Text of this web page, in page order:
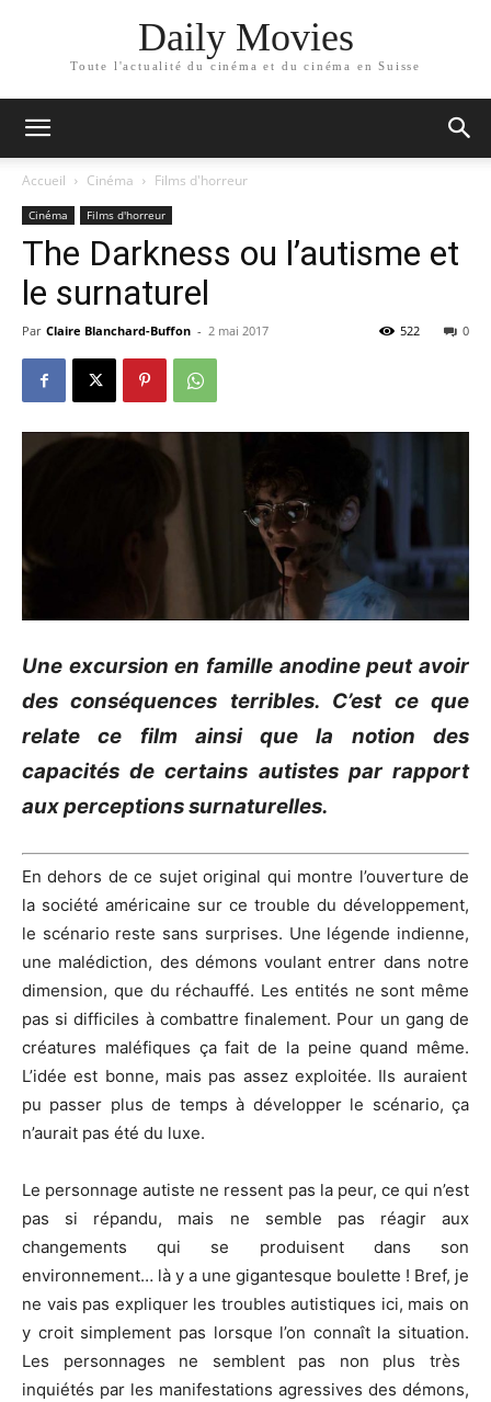
Daily Movies
Toute l'actualité du cinéma et du cinéma en Suisse
Accueil Cinéma Films d'horreur
Cinéma Films d'horreur
The Darkness ou l’autisme et
le surnaturel
Par Claire Blanchard-Buffon - 2 mai 2017 0
522
Une excursion en famille anodine peut avoir
des conséquences terribles. C’est ce que
relate ce film ainsi que la notion des
capacités de certains autistes par rapport
aux perceptions surnaturelles.
En dehors de ce sujet original qui montre l’ouverture de
la société américaine sur ce trouble du développement,
le scénario reste sans surprises. Une légende indienne,
une malédiction, des démons voulant entrer dans notre
dimension, que du réchauffé. Les entités ne sont même
pas si difficiles à combattre finalement. Pour un gang de
créatures maléfiques ça fait de la peine quand même.
L’idée est bonne, mais pas assez exploitée. Ils auraient
pu passer plus de temps à développer le scénario, ça
n’aurait pas été du luxe.
Le personnage autiste ne ressent pas la peur, ce qui n’est
pas si répandu, mais ne semble pas réagir aux
changements qui se produisent dans son
environnement… là y a une gigantesque boulette ! Bref, je
ne vais pas expliquer les troubles autistiques ici, mais on
y croit simplement pas lorsque l’on connaît la situation.
Les personnages ne semblent pas non plus très
inquiétés par les manifestations agressives des démons,